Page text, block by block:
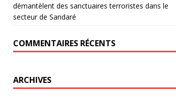
démantèlent des sanctuaires terroristes dans le
secteur de Sandaré
COMMENTAIRES RÉCENTS
ARCHIVES